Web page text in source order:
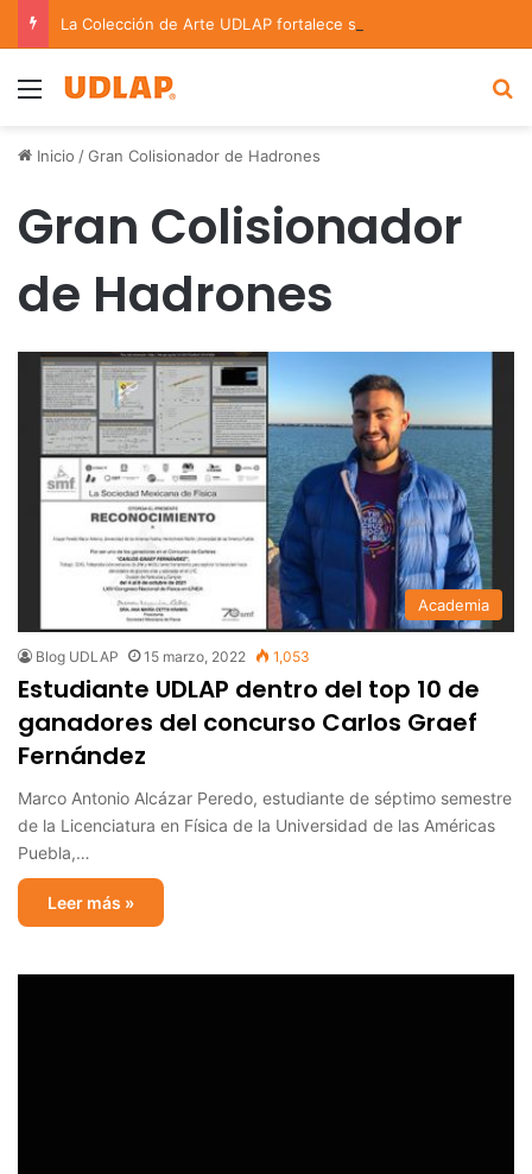
Menu
Inicio /Gran Colisionador de Hadrones
Gran Colisionador
de Hadrones
Academia
Blog UDLAP 15 marzo, 2022 1,053
Estudiante UDLAP dentro del top 10 de
ganadores del concurso Carlos Graef
Fernández
Marco Antonio Alcázar Peredo, estudiante de séptimo semestre
de la Licenciatura en Física de la Universidad de las Américas
Puebla,…
Leer más »